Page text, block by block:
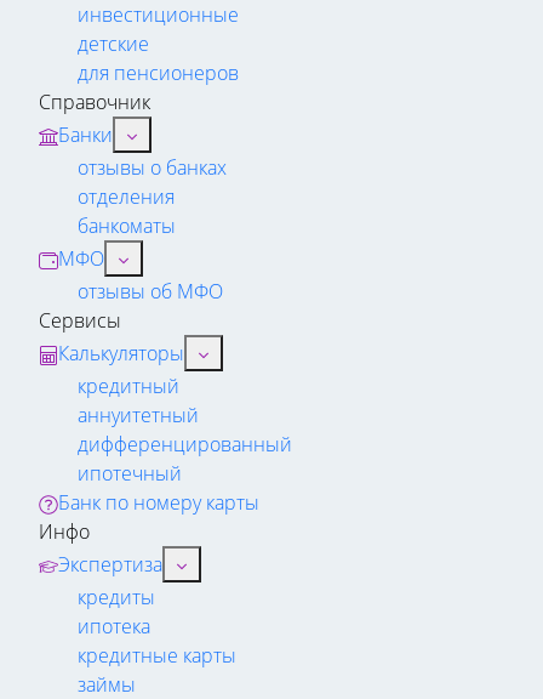
инвестиционные
детские
для пенсионеров
Справочник
Банки
отзывы о банках
отделения
банкоматы
МФО
отзывы об МФО
Сервисы
Калькуляторы
кредитный
аннуитетный
дифференцированный
ипотечный
Банк по номеру карты
Инфо
Экспертиза
кредиты
ипотека
кредитные карты
займы